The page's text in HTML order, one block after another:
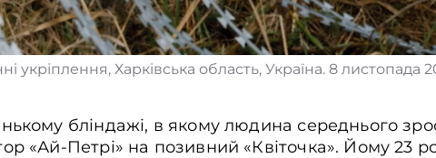
укріплення, Харківська область, Україна. 8
бліндажі, в якому людина середнього
«Ай-Петрі» на позивний «Квіточка». Йому 23